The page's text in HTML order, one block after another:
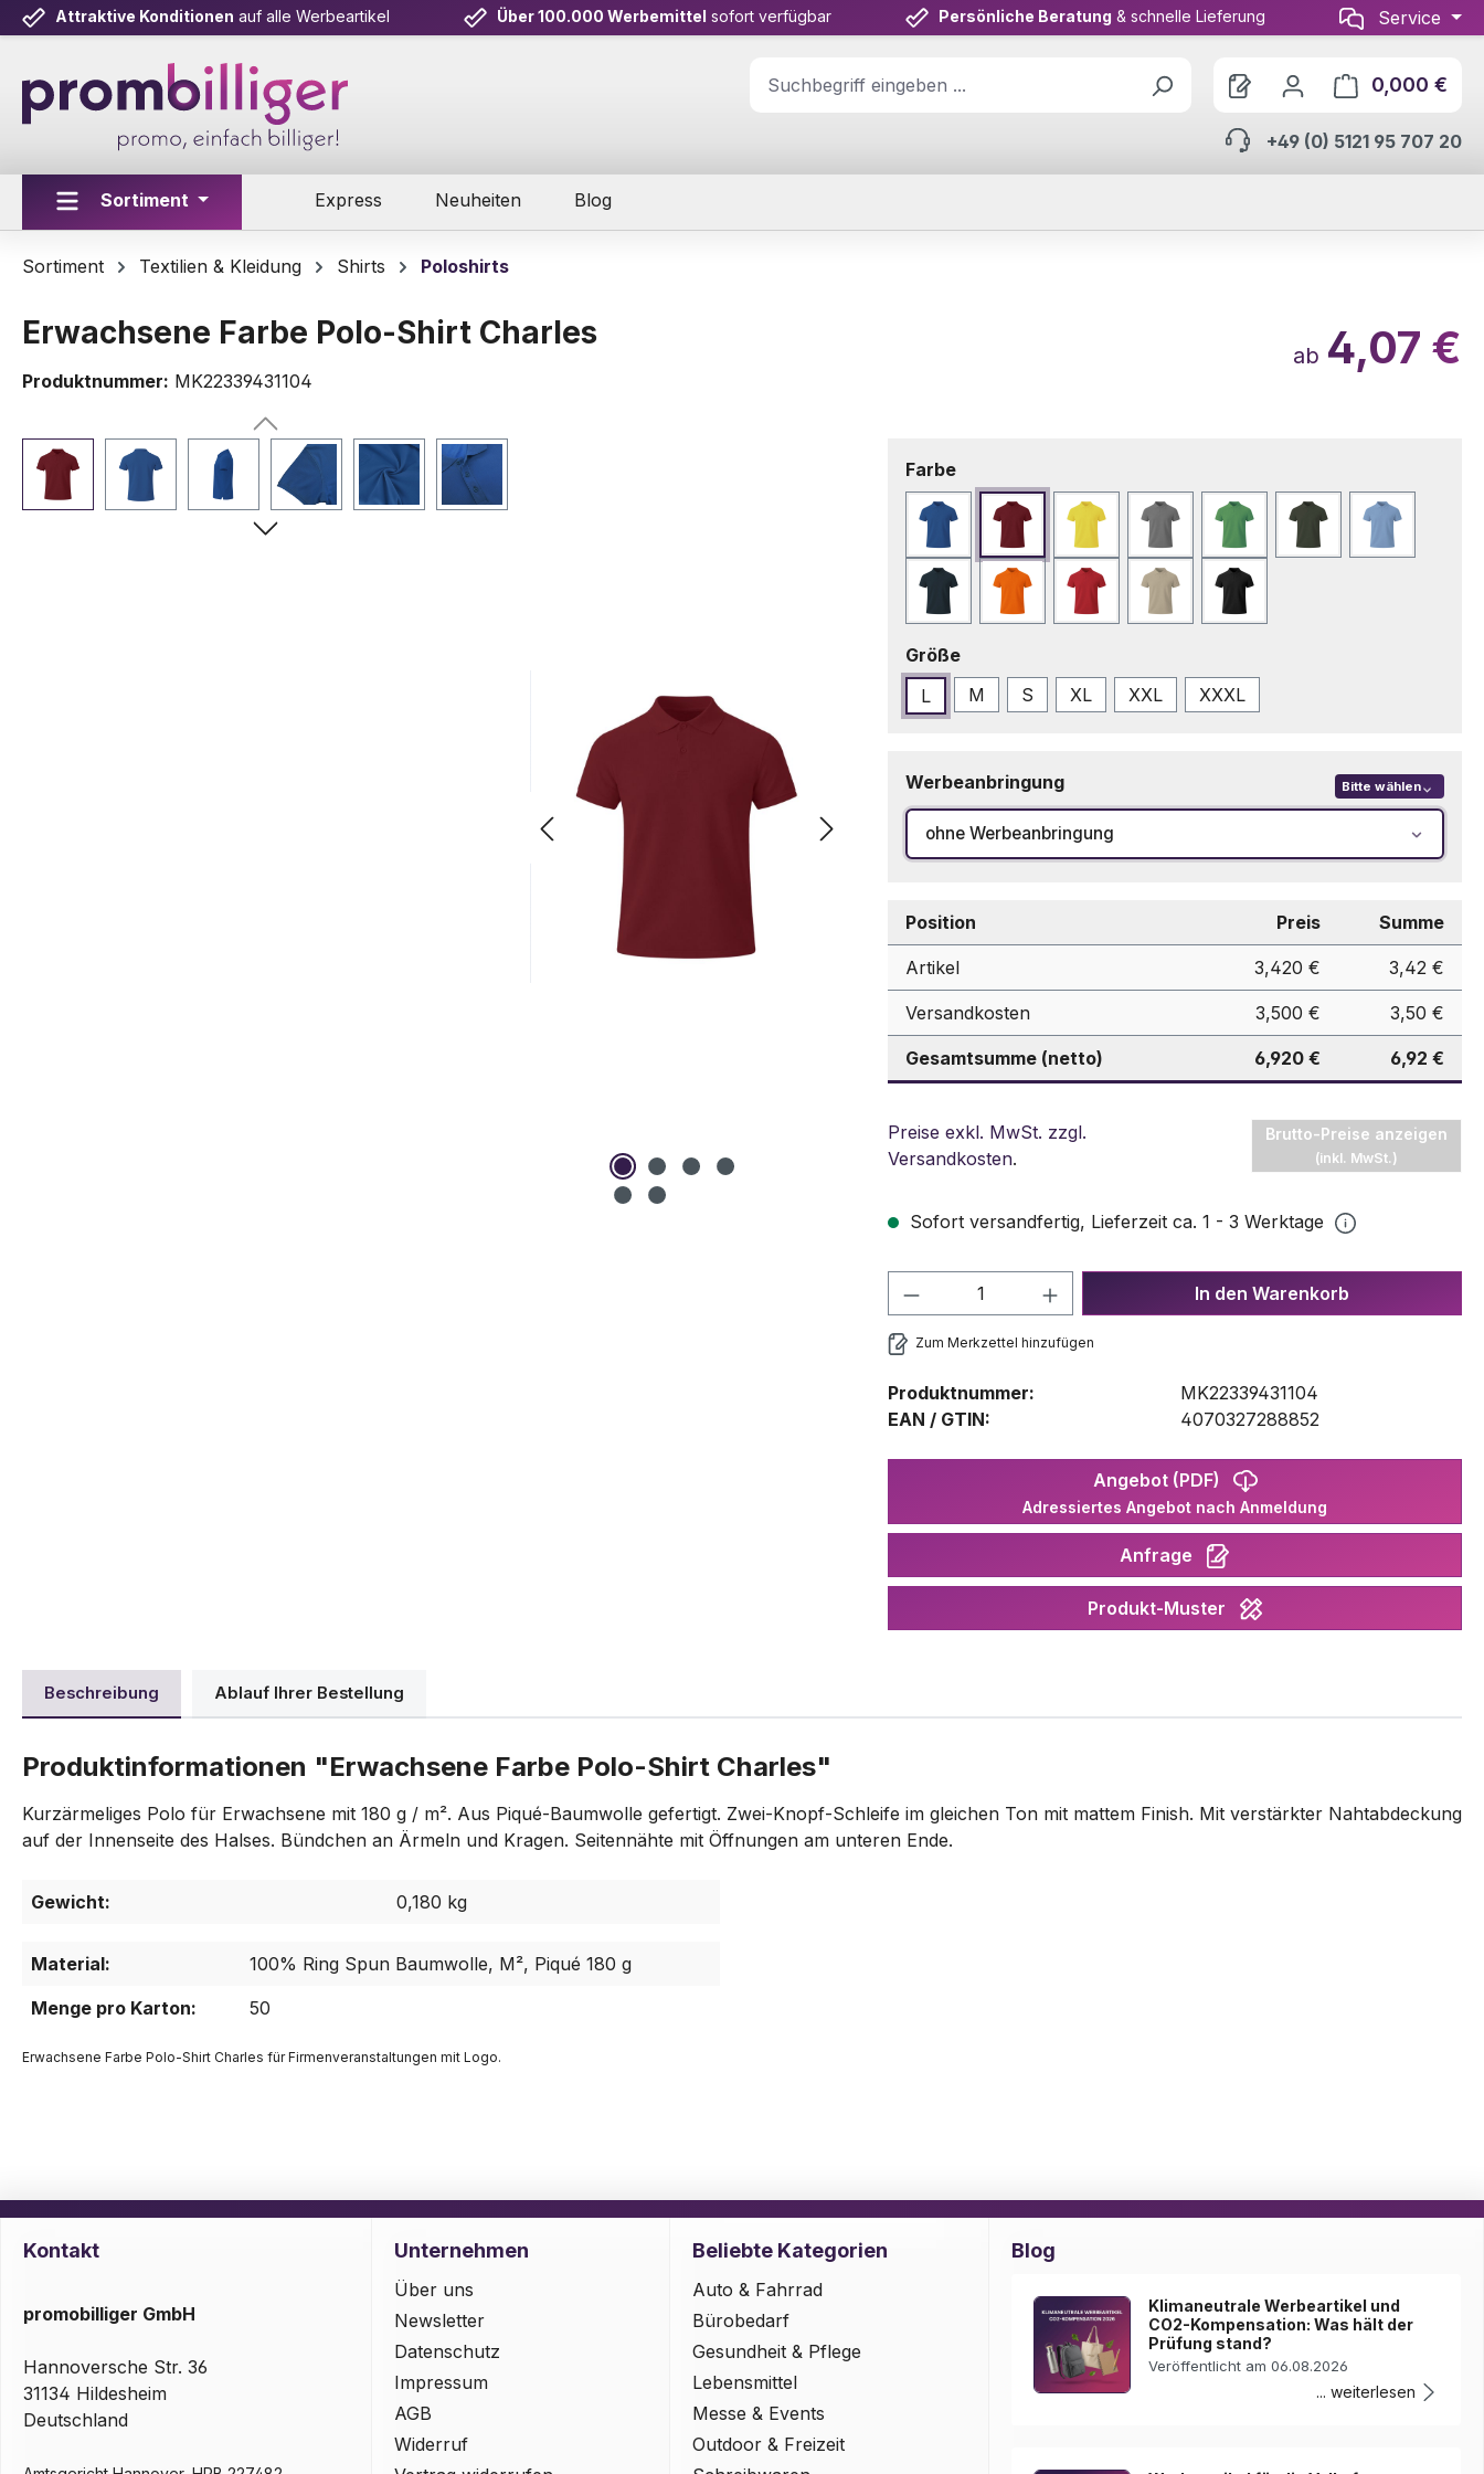
Hauptinhalt springen
Zur Suche springen
Zur Hauptnavigation springen
Attraktive Konditionen auf alle Werbeartikel Über 100.000 Werbemittel sofort verfügbar Persönliche Beratung & schnelle Lieferung Service
0,000 €
+49 (0) 5121 95 707 20
Sortiment Express Neuheiten Blog
Sortiment Textilien & Kleidung Shirts Poloshirts
Erwachsene Farbe Polo-Shirt Charles
Produktnummer: MK22339431104
ab 4,07 €
Farbeauswählen
Blau Bordeaux Gelb Grau Grün Grün BottleHellblau
MarineblauOrange Rot Sand Schwarz
Größeauswählen
L
M S XL XXL XXXL
Werbeanbringung Bitte wählen
ohne Werbeanbringung
Position Preis Summe
Artikel 3,420 € 3,42 €
Versandkosten 3,500 € 3,50 €
Gesamtsumme (netto) 6,920 € 6,92 €
Preise exkl. MwSt. zzgl.
Versandkosten.
Brutto-Preise anzeigen
(inkl. MwSt.)
Sofort versandfertig, Lieferzeit ca. 1 - 3 Werktage
Produkt Anzahl: Gib den gewünschten Wert
In den Warenkorb
Zum Merkzettel hinzufügen
Produktnummer:
MK22339431104
EAN / GTIN:
4070327288852
Angebot (PDF)
Adressiertes Angebot nach Anmeldung
Anfrage
Produkt-Muster
Beschreibung Ablauf Ihrer Bestellung
Produktinformationen "Erwachsene Farbe Polo-Shirt Charles"
Kurzärmeliges Polo für Erwachsene mit 180 g / m². Aus Piqué-Baumwolle gefertigt. Zwei-Knopf-Schleife im gleichen Ton mit mattem Finish. Mit verstärkter Nahtabdeckung
auf der Innenseite des Halses. Bündchen an Ärmeln und Kragen. Seitennähte mit Öffnungen am unteren Ende.
Gewicht: 0,180 kg
Material:
100% Ring Spun Baumwolle, M², Piqué 180 g
Menge pro Karton:
50
Erwachsene Farbe Polo-Shirt Charles für Firmenveranstaltungen mit Logo.
Kontakt
promobilliger GmbH
Hannoversche Str. 36
31134 Hildesheim
Deutschland
Unternehmen
Über uns
Newsletter
Datenschutz
Impressum
AGB
Widerruf
Beliebte Kategorien
Auto & Fahrrad
Bürobedarf
Gesundheit & Pflege
Lebensmittel
Messe & Events
Outdoor & Freizeit
Blog
Klimaneutrale Werbeartikel und
CO2-Kompensation: Was hält der
Prüfung stand?
Veröffentlicht am 06.08.2026
... weiterlesen